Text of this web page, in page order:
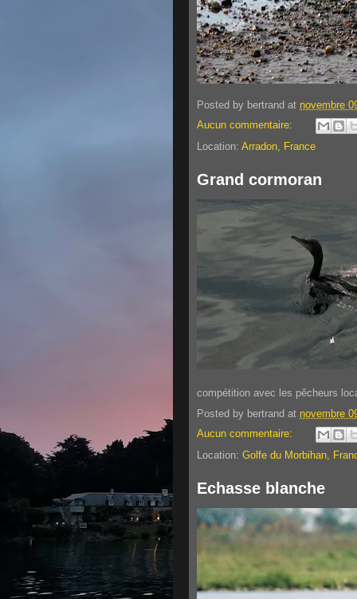
Posted by bertrand at novembre
Aucun commentaire:
Location: Arradon, France
Grand cormoran
compétition avec les pêcheurs
Posted by bertrand at novembre
Aucun commentaire:
Location: Golfe du Morbihan,
Echasse blanche